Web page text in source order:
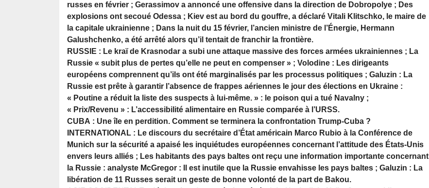
russes en février ; Gerassimov a annoncé une offensive dans la direction de Dobropolye ; Des
explosions ont secoué Odessa ; Kiev est au bord du gouffre, a déclaré Vitali Klitschko, le maire de
la capitale ukrainienne ; Dans la nuit du 15 février, l’ancien ministre de l’Énergie, Hermann
Galushchenko, a été arrêté alors qu’il tentait de franchir la frontière.
RUSSIE : Le kraï de Krasnodar a subi une attaque massive des forces armées ukrainiennes ; La
Russie « subit plus de pertes qu’elle ne peut en compenser » ; Volodine : Les dirigeants
européens comprennent qu’ils ont été marginalisés par les processus politiques ; Galuzin : La
Russie est prête à garantir l’absence de frappes aériennes le jour des élections en Ukraine :
« Poutine a réduit la liste des suspects à lui-même. » : le poison qui a tué Navalny ;
« Prix/Revenu » : L’accessibilité alimentaire en Russie comparée à l’URSS.
CUBA : Une île en perdition. Comment se terminera la confrontation Trump-Cuba ?
INTERNATIONAL : Le discours du secrétaire d’État américain Marco Rubio à la Conférence de
Munich sur la sécurité a apaisé les inquiétudes européennes concernant l’attitude des États-Unis
envers leurs alliés ; Les habitants des pays baltes ont reçu une information importante concernant
la Russie : analyste McGregor : Il est inutile que la Russie envahisse les pays baltes ; Galuzin : La
libération de 11 Russes serait un geste de bonne volonté de la part de Bakou.